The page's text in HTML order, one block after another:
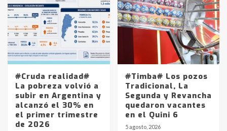
#Cruda realidad#
La pobreza volvió a
subir en Argentina y
alcanzó el 30% en
el primer trimestre
de 2026
#Timba# Los pozos
Tradicional, La
Segunda y Revancha
quedaron vacantes
en el Quini 6
5 agosto, 2026